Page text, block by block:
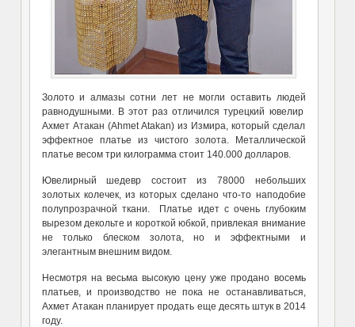
Золото и алмазы сотни лет не могли оставить людей
равнодушными. В этот раз отличился турецкий ювелир
Ахмет Атакан (Ahmet Atakan) из Измира, который сделал
эффектное платье из чистого золота. Металлической
платье весом три килограмма стоит 140.000 долларов.
Ювелирный шедевр состоит из 78000 небольших
золотых колечек, из которых сделано что-то наподобие
полупрозрачной ткани. Платье идет с очень глубоким
вырезом декольте и короткой юбкой, привлекая внимание
не только блеском золота, но и эффектными и
элегантным внешним видом.
Несмотря на весьма высокую цену уже продано восемь
платьев, и производство не пока не останавливаться,
Ахмет Атакан планирует продать еще десять штук в 2014
году.